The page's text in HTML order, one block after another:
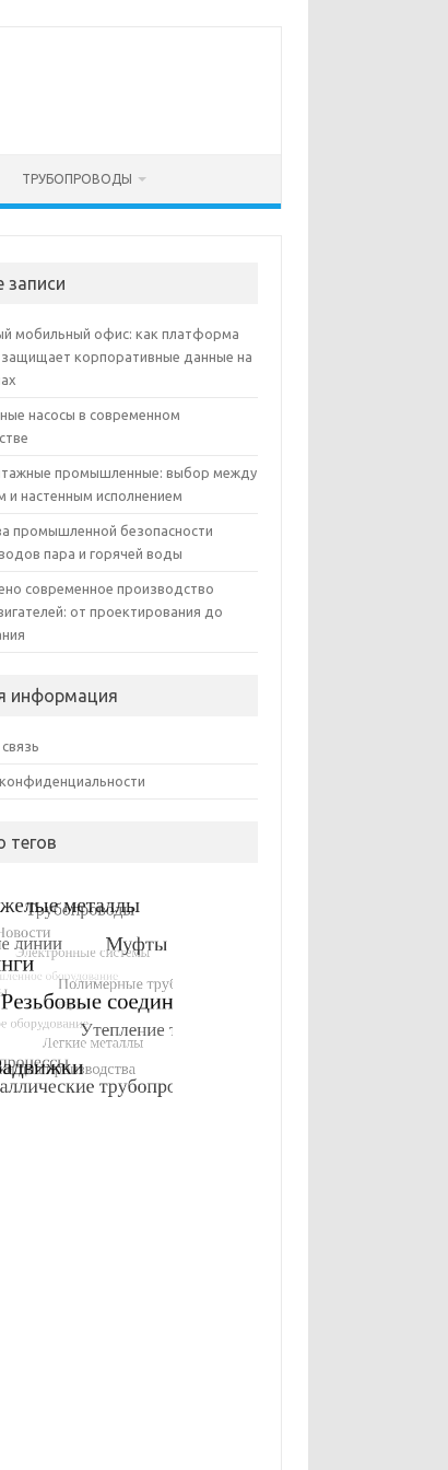
ТРУБОПРОВОДЫ
записи
мобильный офис: как платформа
защищает корпоративные данные на
насосы в современном
промышленные: выбор между
и настенным исполнением
промышленной безопасности
пара и горячей воды
современное производство
от проектирования до
информация
тегов